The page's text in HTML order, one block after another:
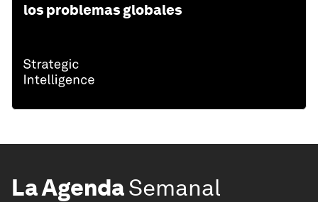
los problemas globales
La AgendaSemanal